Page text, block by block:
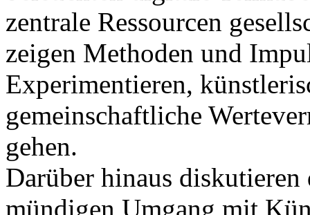
zentrale Ressourcen
zeigen Methoden und
Experimentieren,
gemeinschaftliche
gehen.
Darüber hinaus
mündigen Umgang mit